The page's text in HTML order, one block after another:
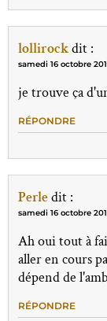
lollirockdit :
samedi 16 octobre
je trouve ça
RÉPONDRE
Perledit :
samedi 16 octobre
Ah oui tout à
aller en cours
dépend de
RÉPONDRE